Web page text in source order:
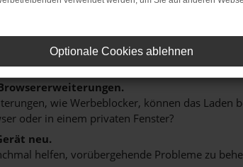
Fehler aufgetreten.
Firewall und deine Internetverbindung.
zum Beispiel deine Suchmaschine?
wie Werbeblocker, können das
oder in einem privaten Fenster?
neu.
helfen, vorübergehende Probleme zu
Optionale Cookies ablehnen